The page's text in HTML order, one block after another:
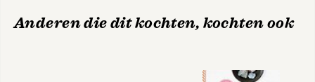
Anderen die dit kochten, kochten ook